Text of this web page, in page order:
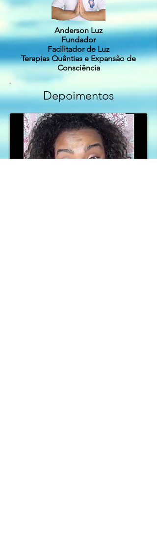
Anderson Luz
Fundador
Facilitador de Luz
Terapias Quântias e Expansão de
Consciência
Depoimentos